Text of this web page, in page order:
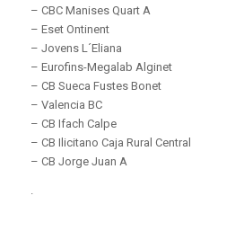
– CBC Manises Quart A
– Eset Ontinent
– Jovens L´Eliana
– Eurofins-Megalab Alginet
– CB Sueca Fustes Bonet
– Valencia BC
– CB Ifach Calpe
– CB Ilicitano Caja Rural Central
– CB Jorge Juan A
.